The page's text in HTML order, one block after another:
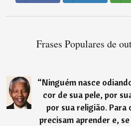
Frases Populares de
“Ninguém nasce
cor de sua pele, por
por sua religião. Para
precisam aprender e,